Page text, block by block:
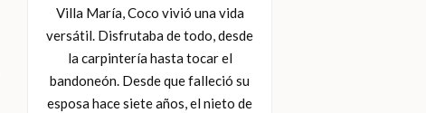
Villa María, Coco vivió una vida
versátil. Disfrutaba de todo, desde
la carpintería hasta tocar el
bandoneón. Desde que falleció su
esposa hace siete años, el nieto de